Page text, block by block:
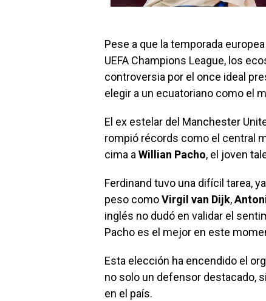
Pese a que la temporada
UEFA Champions League, los
controversia por el once ideal
elegir a un ecuatoriano como el
El ex estelar del Manchester
rompió récords como el central
cima a Willian Pacho, el joven
Ferdinand tuvo una difícil tarea,
peso comoVirgil van Dijk,
inglés no dudó en validar el
Pacho es el mejor en este
Esta elección ha encendido el
no solo un defensor destacado,
en el país.